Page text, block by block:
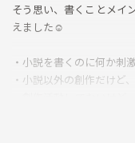
そう思い、書くことメイ
えました☺️
・小説を書くのに何か刺
・小説以外の創作だけど